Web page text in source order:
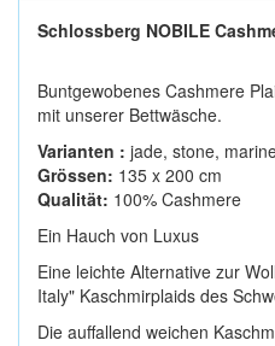
Schlossberg NOBILE
Buntgewobenes Cashmere
mit unserer Bettwäsche.
Varianten : jade, stone,
Grössen: 135 x 200 cm
Qualität: 100% Cashmere
Ein Hauch von Luxus
Eine leichte Alternative zur
Italy" Kaschmirplaids des
Die auffallend weichen